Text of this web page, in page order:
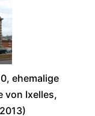
ehemalige
von Ixelles,